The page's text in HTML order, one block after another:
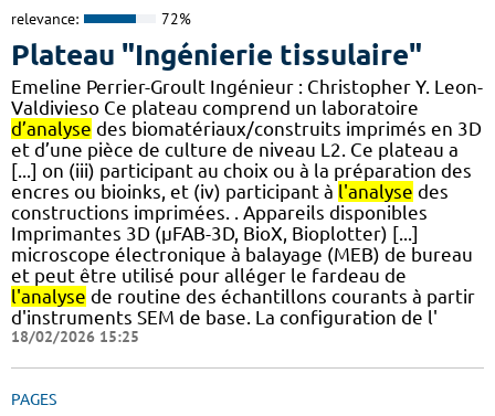
relevance: 72%
Plateau "Ingénierie tissulaire"
Emeline Perrier-Groult Ingénieur : Christopher Y. Leon-
Valdivieso Ce plateau comprend un laboratoire
d’analyse des biomatériaux/construits imprimés en 3D
et d’une pièce de culture de niveau L2. Ce plateau a
[...] on (iii) participant au choix ou à la préparation des
encres ou bioinks, et (iv) participant à l'analyse des
constructions imprimées. . Appareils disponibles
Imprimantes 3D (µFAB-3D, BioX, Bioplotter) [...]
microscope électronique à balayage (MEB) de bureau
et peut être utilisé pour alléger le fardeau de
l'analyse de routine des échantillons courants à partir
d'instruments SEM de base. La configuration de l'
18/02/2026 15:25
PAGES